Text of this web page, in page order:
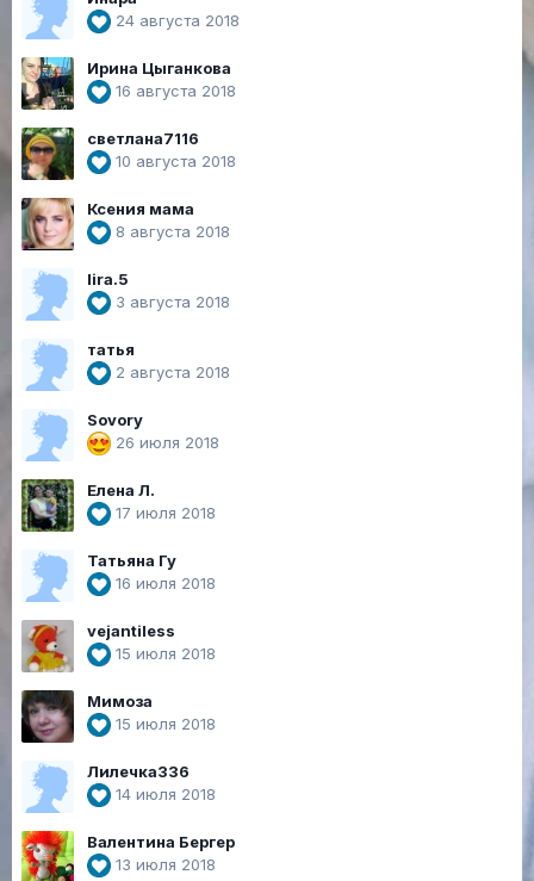
24 августа 2018
Ирина Цыганкова
16 августа 2018
светлана7116
10 августа 2018
Ксения мама
8 августа 2018
lira.5
3 августа 2018
татья
2 августа 2018
Sovory
26 июля 2018
Елена Л.
17 июля 2018
Татьяна Гу
16 июля 2018
vejantiless
15 июля 2018
Мимоза
15 июля 2018
Лилечка336
14 июля 2018
Валентина Бергер
13 июля 2018